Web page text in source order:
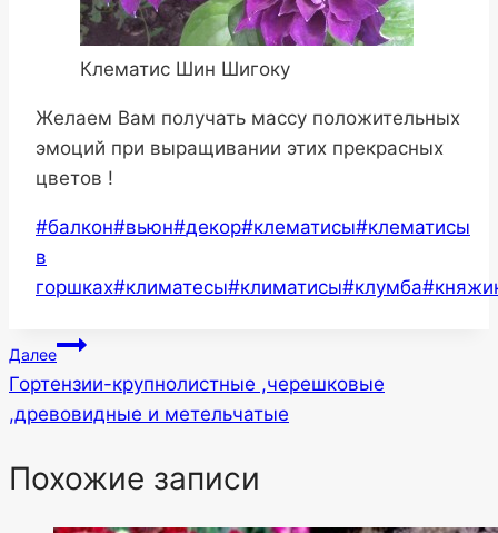
Клематис Шин Шигоку
Желаем Вам получать массу положительных
эмоций при выращивании этих прекрасных
цветов !
Метки
записи:
#балкон#вьюн#декор#клематисы#клематисы
в
горшках#климатесы#климатисы#клумба#
Навигация
по
Далее
Гортензии-крупнолистные ,черешковые
,древовидные и метельчатые
Похожие записи